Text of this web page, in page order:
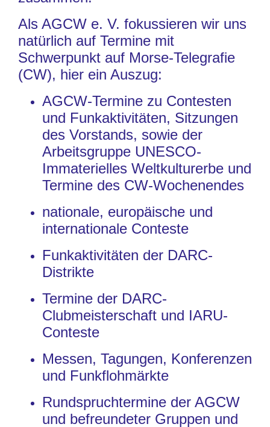
Als AGCW e. V. fokussieren wir uns
natürlich auf Termine mit
Schwerpunkt auf Morse-Telegrafie
(CW), hier ein Auszug:
AGCW-Termine zu Contesten
und Funkaktivitäten, Sitzungen
des Vorstands, sowie der
Arbeitsgruppe UNESCO-
Immaterielles Weltkulturerbe und
Termine des CW-Wochenendes
nationale, europäische und
internationale Conteste
Funkaktivitäten der DARC-
Distrikte
Termine der DARC-
Clubmeisterschaft und IARU-
Conteste
Messen, Tagungen, Konferenzen
und Funkflohmärkte
Rundspruchtermine der AGCW
und befreundeter Gruppen und